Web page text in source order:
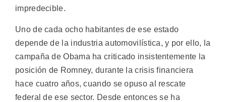
impredecible.
Uno de cada ocho habitantes de ese estado
depende de la industria automovilística, y por ello, la
campaña de Obama ha criticado insistentemente la
posición de Romney, durante la crisis financiera
hace cuatro años, cuando se opuso al rescate
federal de ese sector. Desde entonces se ha